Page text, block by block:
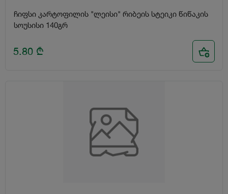
ჩიფსი კარტოფილის "ლეისი" რიბეის სტეიკი წიწაკის
სოუსისი 140გრ
5.80 ₾